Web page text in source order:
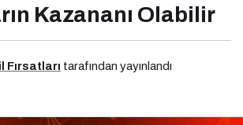
Kazananı Olabilir
Fırsatları tarafından yayınlandı